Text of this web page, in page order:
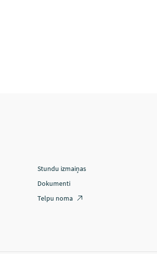
Stundu izmaiņas
Dokumenti
Telpu noma